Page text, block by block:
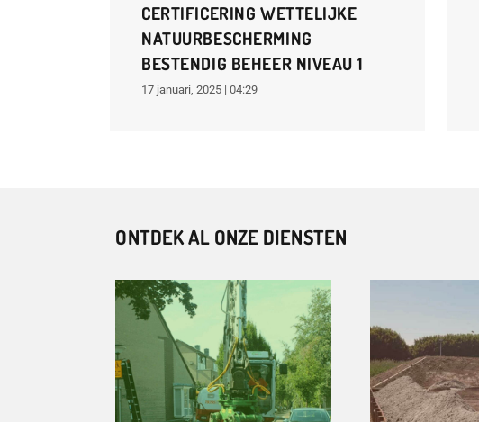
CERTIFICERING WETTELIJKE
NATUURBESCHERMING
BESTENDIG BEHEER NIVEAU 1
17 januari, 2025 | 04:29
ONTDEK AL ONZE DIENSTEN